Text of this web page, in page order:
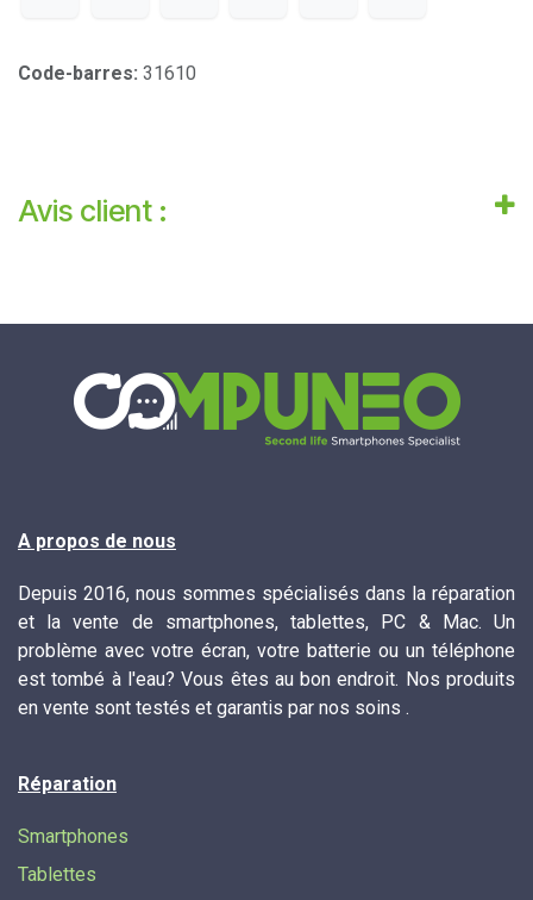
Code-barres: 31610
Avis client :
A propos de nous
Depuis 2016, nous sommes spécialisés dans la réparation
et la vente de smartphones, tablettes, PC & Mac. Un
problème avec votre écran, votre batterie ou un téléphone
est tombé à l'eau? Vous êtes au bon endroit. Nos produits
en vente sont testés et garantis par nos soins .
Réparation
Smartphones
Tablettes